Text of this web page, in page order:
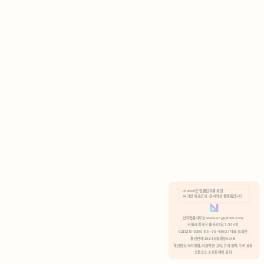
분석 쿠키 허용
Lawvot은 법률업무를 위한
AI 기반 자료조사 · 문서작성 플랫폼입니다.
안국법률사무소 www.anguklaw.com
서울시 종로구 율곡로2길 7, 304호
02)3210-3330 105-05-48527 대표 정희찬
통신판매 2024서울종로0248
개인정보 처리방침, 이용약관 고지, 쿠키 정책, 쿠키 설정
오픈소스 소프트웨어 공지